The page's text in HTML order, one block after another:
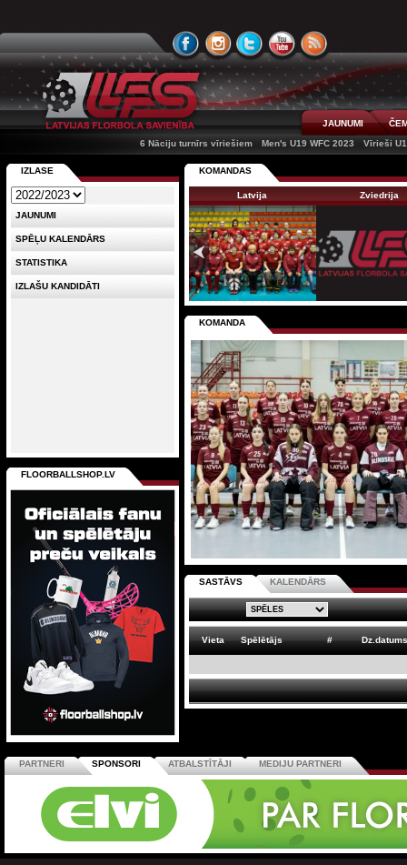
JAUNUMI
6 Nāciju turnīrs vīriešiem
Men's U19 WFC 2023 Vīrieši
KOMANDAS
Latvija Zviedrija
KOMANDA
SASTĀVS KALENDĀRS
Vieta Spēlētājs # Dz.datums
IZLASE
JAUNUMI
SPĒĻU KALENDĀRS
STATISTIKA
IZLAŠU KANDIDĀTI
FLOORBALLSHOP.LV
PARTNERI SPONSORI ATBALSTĪTĀJI MEDIJU PARTNERI